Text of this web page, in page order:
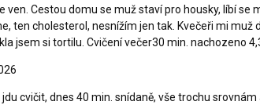
ven. Cestou domu se muž staví pro housky, líbí se
ten cholesterol, nesnížím jen tak. Kvečeři mi muž
jsem si tortilu. Cvičení večer30 min. nachozeno
jdu cvičit, dnes 40 min. snídaně, vše trochu